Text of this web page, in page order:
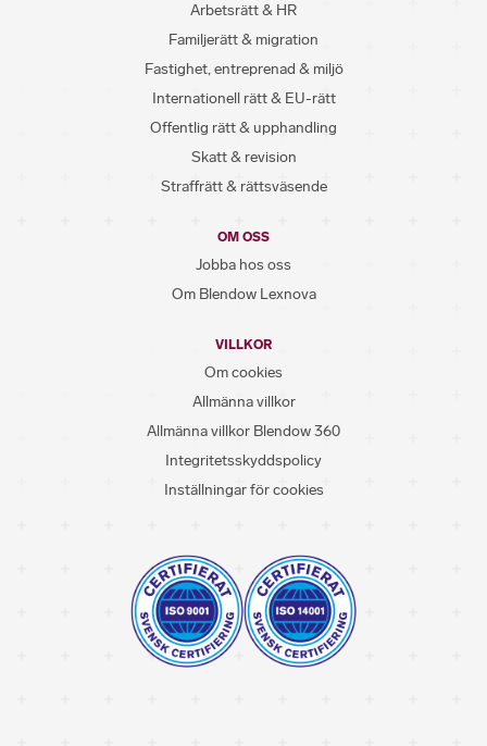
Arbetsrätt & HR
Familjerätt & migration
Fastighet, entreprenad & miljö
Internationell rätt & EU-rätt
Offentlig rätt & upphandling
Skatt & revision
Straffrätt & rättsväsende
OM OSS
Jobba hos oss
Om Blendow Lexnova
VILLKOR
Om cookies
Allmänna villkor
Allmänna villkor Blendow 360
Integritetsskyddspolicy
Inställningar för cookies